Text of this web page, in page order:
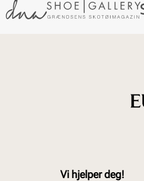
Vi hjelper deg!